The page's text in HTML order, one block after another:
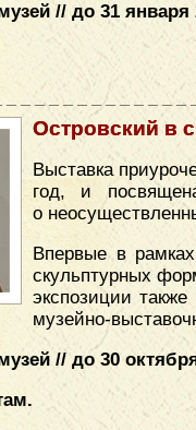
// до 31 января
Островский в
Выставка
год, и
о
Впервые в
скульптурных
экспозиции
музейно-
// до 30